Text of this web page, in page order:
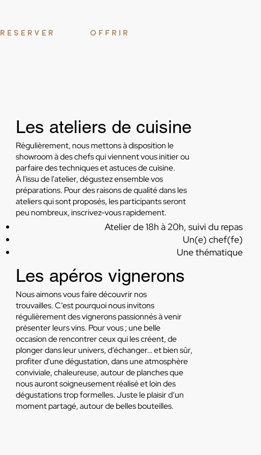
RESERVER OFFRIR
Les ateliers de cuisine
Régulièrement, nous mettons à disposition le
showroom à des chefs qui viennent vous initier ou
parfaire des techniques et astuces de cuisine.
À l'issu de l'atelier, dégustez ensemble vos
préparations. Pour des raisons de qualité dans les
ateliers qui sont proposés, les participants seront
peu nombreux, inscrivez-vous rapidement.
Atelier de 18h à 20h, suivi du repas
Un(e) chef(fe)
Une thématique
Les apéros vignerons
Nous aimons vous faire découvrir nos
trouvailles. C’est pourquoi nous invitons
régulièrement des vignerons passionnés à venir
présenter leurs vins. Pour vous ; une belle
occasion de rencontrer ceux qui les créent, de
plonger dans leur univers, d’échanger… et bien sûr,
profiter d'une dégustation, dans une atmosphère
conviviale, chaleureuse, autour de planches que
nous auront soigneusement réalisé et loin des
dégustations trop formelles. Juste le plaisir d’un
moment partagé, autour de belles bouteilles.